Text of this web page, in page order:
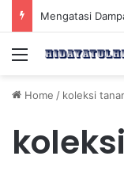
Menu
Home / koleksi